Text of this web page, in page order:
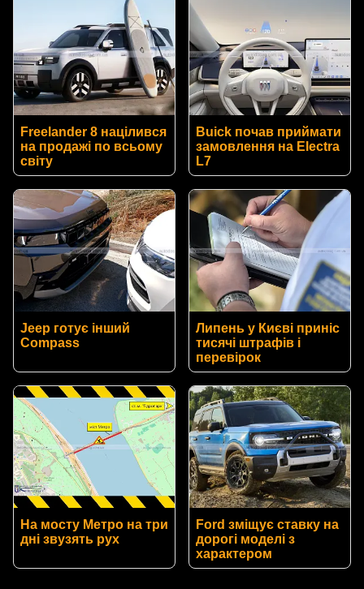
Freelander 8 націлився
на продажі по всьому
світу
Buick почав приймати
замовлення на Electra
L7
Jeep готує інший
Compass
Липень у Києві приніс
тисячі штрафів і
перевірок
На мосту Метро на три
дні звузять рух
Ford зміщує ставку на
дорогі моделі з
характером